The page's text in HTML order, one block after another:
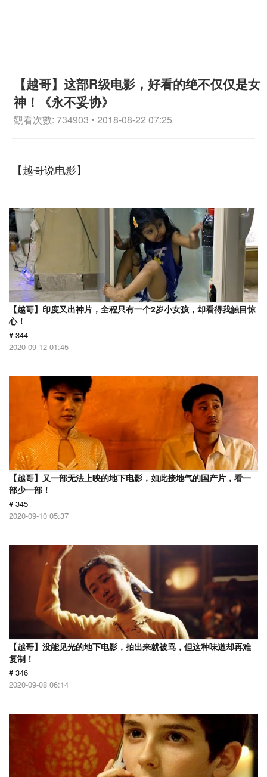
【越哥】这部R级电影，好看的绝不仅仅是女
神！《永不妥协》
觀看次數: 734903 • 2018-08-22 07:25
【越哥说电影】
【越哥】印度又出神片，全程只有一个2岁小女孩，却看得我触目惊
心！
# 344
2020-09-12 01:45
【越哥】又一部无法上映的地下电影，如此接地气的国产片，看一
部少一部！
# 345
2020-09-10 05:37
【越哥】没能见光的地下电影，拍出来就被骂，但这种味道却再难
复制！
# 346
2020-09-08 06:14